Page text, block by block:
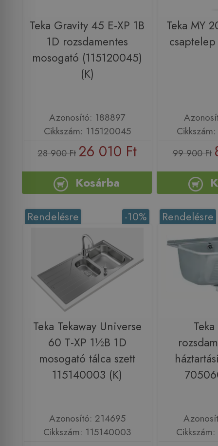
Teka Gravity 45 E-XP 1B
1D rozsdamentes
mosogató (115120045)
(K)
Azonosító: 188897
Cikkszám: 115120045
28 900 Ft 26 010 Ft
Kosárba
Teka MY
99 900 Ft
-10%
Rendelésre
Teka Tekaway Universe
60 T-XP 1½B 1D
mosogató tálca szett
115140003 (K)
Azonosító: 214695
Cikkszám: 115140003
Rendelésre